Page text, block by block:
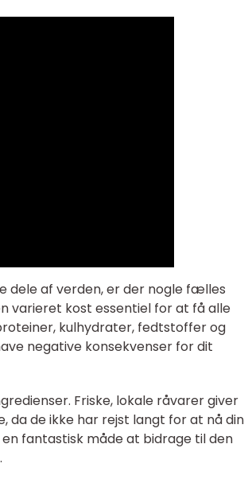
dele af verden, er der nogle fælles
varieret kost essentiel for at få alle
kulhydrater, fedtstoffer og
negative konsekvenser for dit
Friske, lokale råvarer giver
de ikke har rejst langt for at nå din
fantastisk måde at bidrage til den